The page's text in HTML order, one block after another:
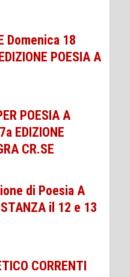
Domenica 18
POESIA A
POESIA A
EDIZIONE
CR.SE
di Poesia A
il 12 e 13
CORRENTI